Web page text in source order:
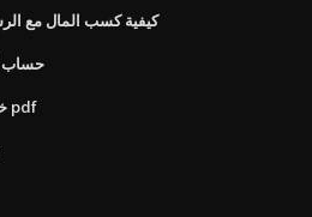
كيفية كسب المال مع
حساب
خيار اللجنة الوطنية للانتخابات عقد pdf